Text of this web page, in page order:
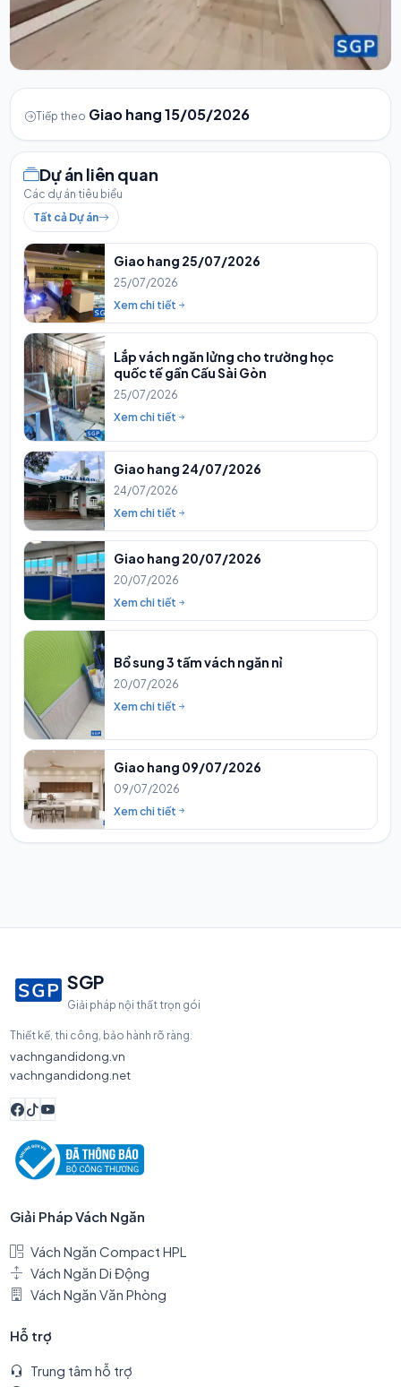
Tiếp theo Giao hang 15/05/2026
Dự án liên quan
Các dự án tiêu biểu
Tất cả Dự án
Giao hang 25/07/2026
25/07/2026
Xem chi tiết
Lắp vách ngăn lửng cho trường học
quốc tế gần Cấu Sài Gòn
25/07/2026
Xem chi tiết
Giao hang 24/07/2026
24/07/2026
Xem chi tiết
Giao hang 20/07/2026
20/07/2026
Xem chi tiết
Bổ sung 3 tấm vách ngăn nỉ
20/07/2026
Xem chi tiết
Giao hang 09/07/2026
09/07/2026
Xem chi tiết
SGP
Giải pháp nội thất trọn gói
Thiết kế, thi công, bảo hành rõ ràng.
vachngandidong.vn
vachngandidong.net
Giải Pháp Vách Ngăn
Vách Ngăn Compact HPL
Vách Ngăn Di Động
Vách Ngăn Văn Phòng
Hỗ trợ
Trung tâm hỗ trợ